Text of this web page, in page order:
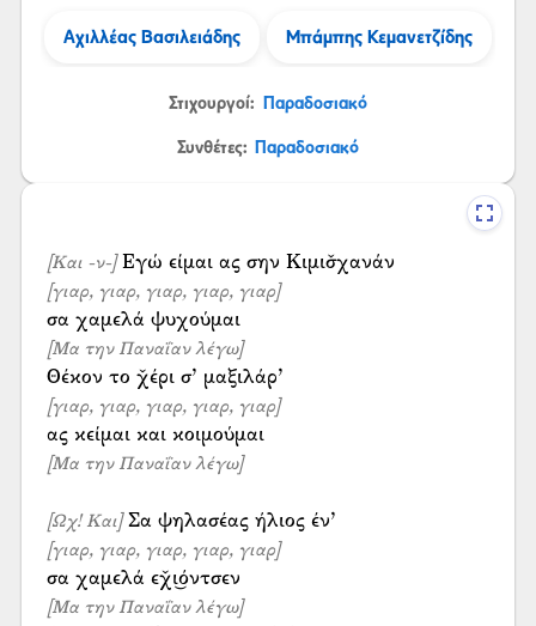
Αχιλλέας Βασιλειάδης Μπάμπης Κεμανετζίδης
Στιχουργοί: Παραδοσιακό
Συνθέτες: Παραδοσιακό
[Και -ν-]
[γιαρ, γιαρ, γιαρ, γιαρ, γιαρ]
σα χαμελά ψυχούμαι
[Μα την Παναΐαν λέγω]
[γιαρ, γιαρ, γιαρ, γιαρ, γιαρ]
ας κείμαι και κοιμούμαι
[Μα την Παναΐαν λέγω]
[Ωχ! Και]
[γιαρ, γιαρ, γιαρ, γιαρ, γιαρ]
[Μα την Παναΐαν λέγω]